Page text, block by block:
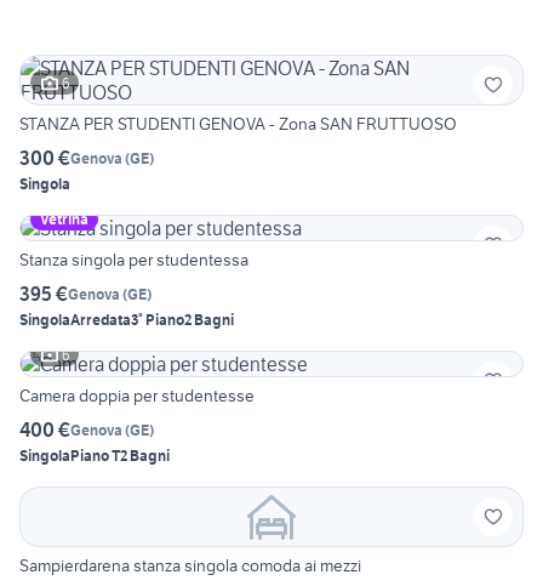
6
STANZA PER STUDENTI GENOVA - Zona SAN FRUTTUOSO
300 €Genova (GE)
Singola
Vetrina
Stanza singola per studentessa
395 €Genova (GE)
SingolaArredata3° Piano2 Bagni
6
Camera doppia per studentesse
400 €Genova (GE)
SingolaPiano T2 Bagni
Sampierdarena stanza singola comoda ai mezzi